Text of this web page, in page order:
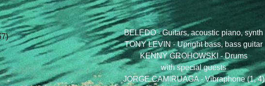
BELEDO - Guitars, acoustic piano, synth
TONY LEVIN - Upright bass, bass guitar
KENNY GROHOWSKI - Drums
with special guests
JORGE CAMIRUAGA - Vibraphone (1, 4)